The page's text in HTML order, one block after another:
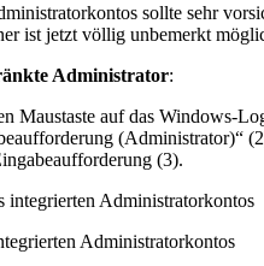
sollte sehr
ist jetzt völlig unbemerkt
Administrator:
Maustaste auf das Windows-
(Administrator)“
(3).
Administratorkontos